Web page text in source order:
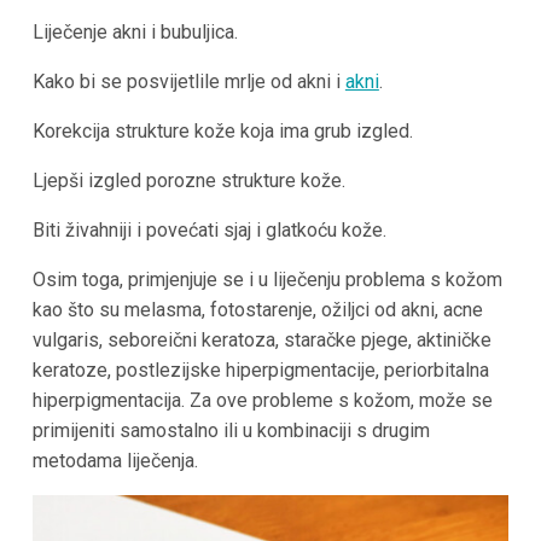
Liječenje akni i bubuljica.
Kako bi se posvijetlile mrlje od akni i akni.
Korekcija strukture kože koja ima grub izgled.
Ljepši izgled porozne strukture kože.
Biti živahniji i povećati sjaj i glatkoću kože.
Osim toga, primjenjuje se i u liječenju problema s kožom
kao što su melasma, fotostarenje, ožiljci od akni, acne
vulgaris, seboreični keratoza, staračke pjege, aktiničke
keratoze, postlezijske hiperpigmentacije, periorbitalna
hiperpigmentacija. Za ove probleme s kožom, može se
primijeniti samostalno ili u kombinaciji s drugim
metodama liječenja.